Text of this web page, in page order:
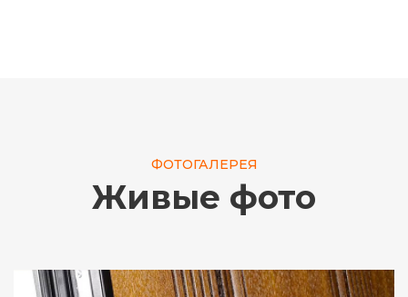
ФОТОГАЛЕРЕЯ
Живые фото